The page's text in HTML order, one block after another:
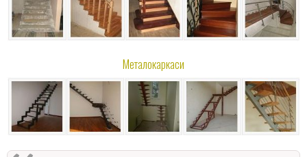
Металокаркаси